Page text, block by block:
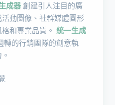
成器 創建引人注目的廣
動圖像、社群媒體圖形
和專業品質。 統一生成
轉的行銷團隊的創意執